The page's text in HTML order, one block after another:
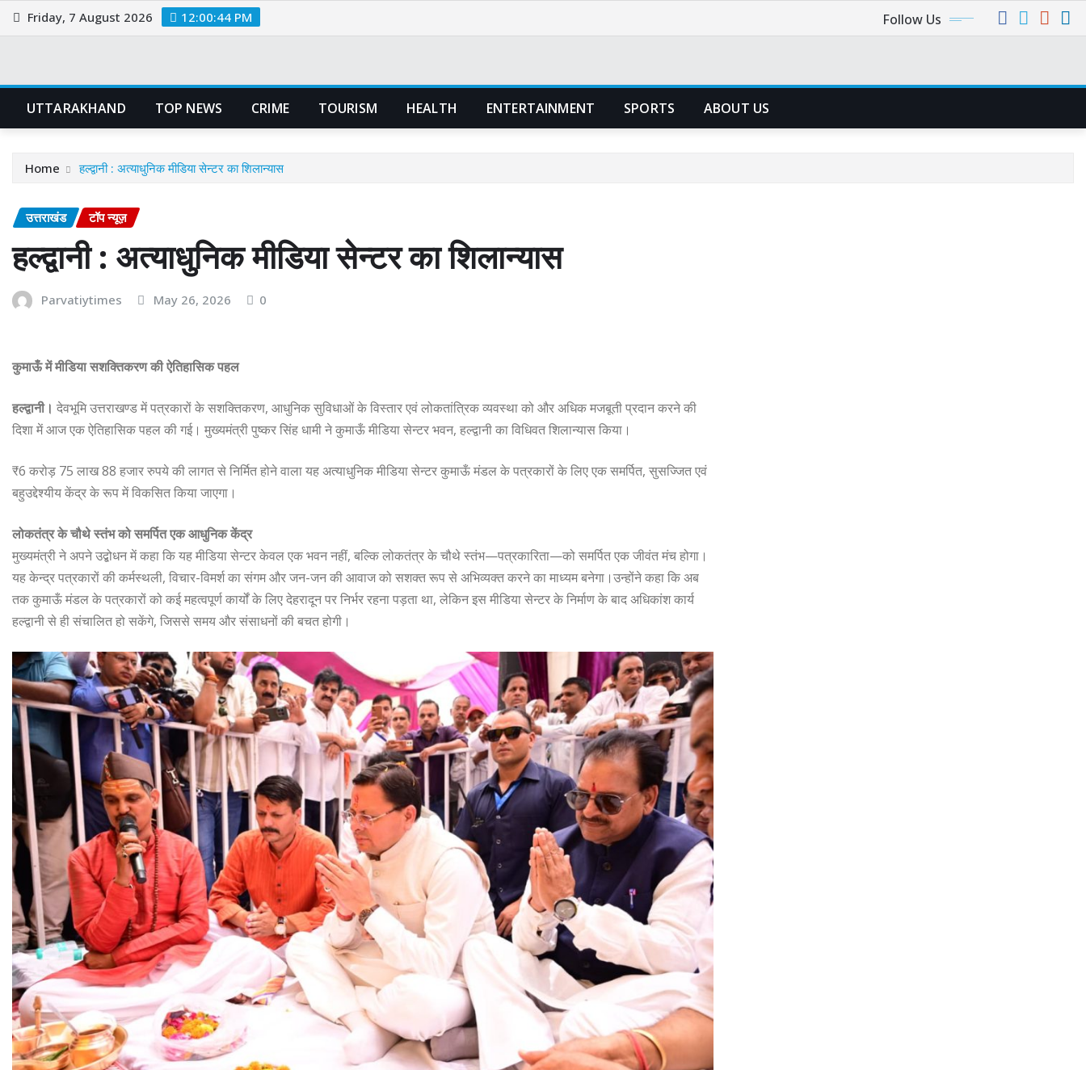
Skip
to
Friday, 7 August 2026 12:00:46 PM Follow Us
UTTARAKHAND TOP NEWS CRIME TOURISM HEALTH ENTERTAINMENT SPORTS ABOUT US
Home हल्द्वानी : अत्याधुनिक मीडिया सेन्टर का शिलान्यास
उत्तराखंड टॉप न्यूज़
हल्द्वानी : अत्याधुनिक मीडिया सेन्टर का शिलान्यास
Parvatiytimes May 26, 2026 0
कुमाऊँ में मीडिया सशक्तिकरण की ऐतिहासिक पहल
हल्द्वानी। देवभूमि उत्तराखण्ड में पत्रकारों के सशक्तिकरण, आधुनिक सुविधाओं के विस्तार एवं लोकतांत्रिक व्यवस्था को और अधिक मजबूती प्रदान करने की
दिशा में आज एक ऐतिहासिक पहल की गई। मुख्यमंत्री पुष्कर सिंह धामी ने कुमाऊँ मीडिया सेन्टर भवन, हल्द्वानी का विधिवत शिलान्यास किया।
₹6 करोड़ 75 लाख 88 हजार रुपये की लागत से निर्मित होने वाला यह अत्याधुनिक मीडिया सेन्टर कुमाऊँ मंडल के पत्रकारों के लिए एक समर्पित, सुसज्जित एवं
बहुउद्देश्यीय केंद्र के रूप में विकसित किया जाएगा।
लोकतंत्र के चौथे स्तंभ को समर्पित एक आधुनिक केंद्र
मुख्यमंत्री ने अपने उद्बोधन में कहा कि यह मीडिया सेन्टर केवल एक भवन नहीं, बल्कि लोकतंत्र के चौथे स्तंभ—पत्रकारिता—को समर्पित एक जीवंत मंच होगा।
यह केन्द्र पत्रकारों की कर्मस्थली, विचार-विमर्श का संगम और जन-जन की आवाज को सशक्त रूप से अभिव्यक्त करने का माध्यम बनेगा।उन्होंने कहा कि अब
तक कुमाऊँ मंडल के पत्रकारों को कई महत्वपूर्ण कार्यों के लिए देहरादून पर निर्भर रहना पड़ता था, लेकिन इस मीडिया सेन्टर के निर्माण के बाद अधिकांश कार्य
हल्द्वानी से ही संचालित हो सकेंगे, जिससे समय और संसाधनों की बचत होगी।